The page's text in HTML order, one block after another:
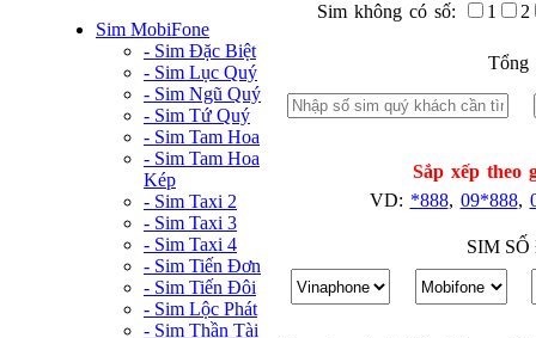
Sim MobiFone
- Sim Đặc Biệt
- Sim Lục Quý
- Sim Ngũ Quý
- Sim Tứ Quý
- Sim Tam Hoa
- Sim Tam Hoa
Kép
- Sim Taxi 2
- Sim Taxi 3
- Sim Taxi 4
- Sim Tiến Đơn
- Sim Tiến Đôi
- Sim Lộc Phát
- Sim Thần Tài
Sim không có số:
1 2
Sắp xếp theo
VD: *888, 09*888,
SIM